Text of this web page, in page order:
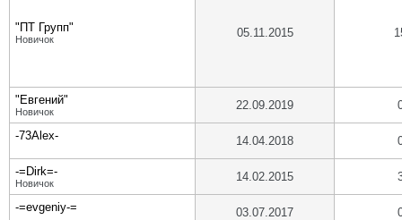
"ПТ Групп"
Новичок 05.11.2015
"Евгений"
Новичок 22.09.2019
-73Alex- 14.04.2018
-=Dirk=-
Новичок 14.02.2015
-=evgeniy-= 03.07.2017